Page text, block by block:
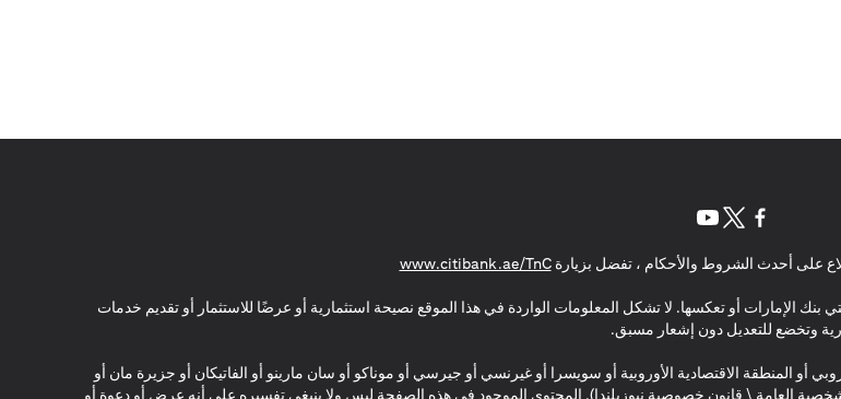
على أحدث الشروط والأحكام ، تفضل بزيارةwww.citibank.ae/TnC
(opens in a new tab)
بنك الإمارات أو تعكسها. لا تشكل المعلومات الواردة في هذا الموقع نصيحة استثمارية أو عرضًا للاستثمار أو تقديم خدمات
وتخضع للتعديل دون إشعار مسبق.
أو المنطقة الاقتصادية الأوروبية أو سويسرا أو غيرنسي أو جيرسي أو موناكو أو سان مارينو أو الفاتيكان أو جزيرة مان أو
الشخصية العامة \ قانون خصوصية نيوزيلندا). المحتوى الموجود في هذه الصفحة ليس ولا ينبغي تفسيره على أنه عرض أو دعوة أو